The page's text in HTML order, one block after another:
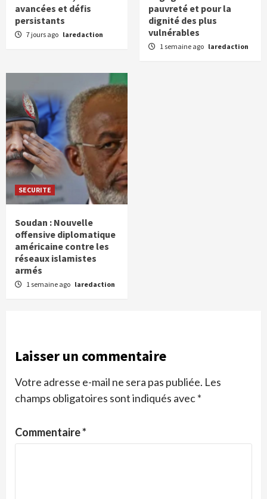
avancées et défis
persistants
7 jours ago laredaction
pauvreté et pour la
dignité des plus
vulnérables
1 semaine ago laredaction
SECURITE
Soudan : Nouvelle
offensive diplomatique
américaine contre les
réseaux islamistes
armés
1 semaine ago laredaction
Laisser un commentaire
Votre adresse e-mail ne sera pas publiée. Les
champs obligatoires sont indiqués avec*
Commentaire*